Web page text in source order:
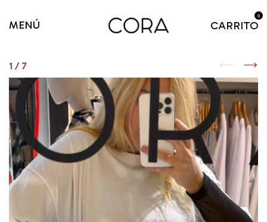
MENÚ CARRITO
0
1 / 7